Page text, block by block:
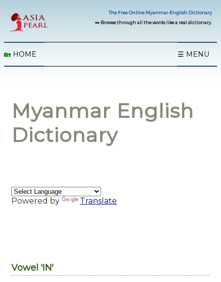
The Free Online Myanmar-English Dictionary
👀 Browse through all the words like a real dictionary.
🏡 HOME ☰ MENU
Myanmar English
Dictionary
Powered by Translate
Vowel 'IN'